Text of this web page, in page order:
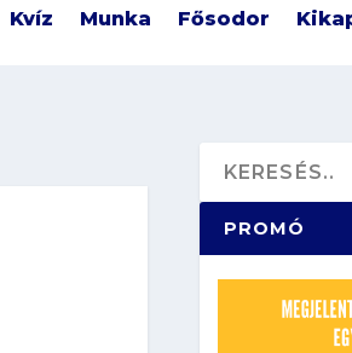
Kvíz Munka Fősodor
PROMÓ